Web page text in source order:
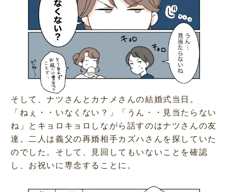
そして、ナツさんとカナメさんの結婚式当日。
「ねぇ・・いなくない？」「うん・・見当たらない
ね」とキョロキョロしながら話すのはナツさんの友
達。二人は義父の再婚相手カズハさんを探していた
のでした。そして、見回してもいないことを確認
し、お祝いに専念することに。